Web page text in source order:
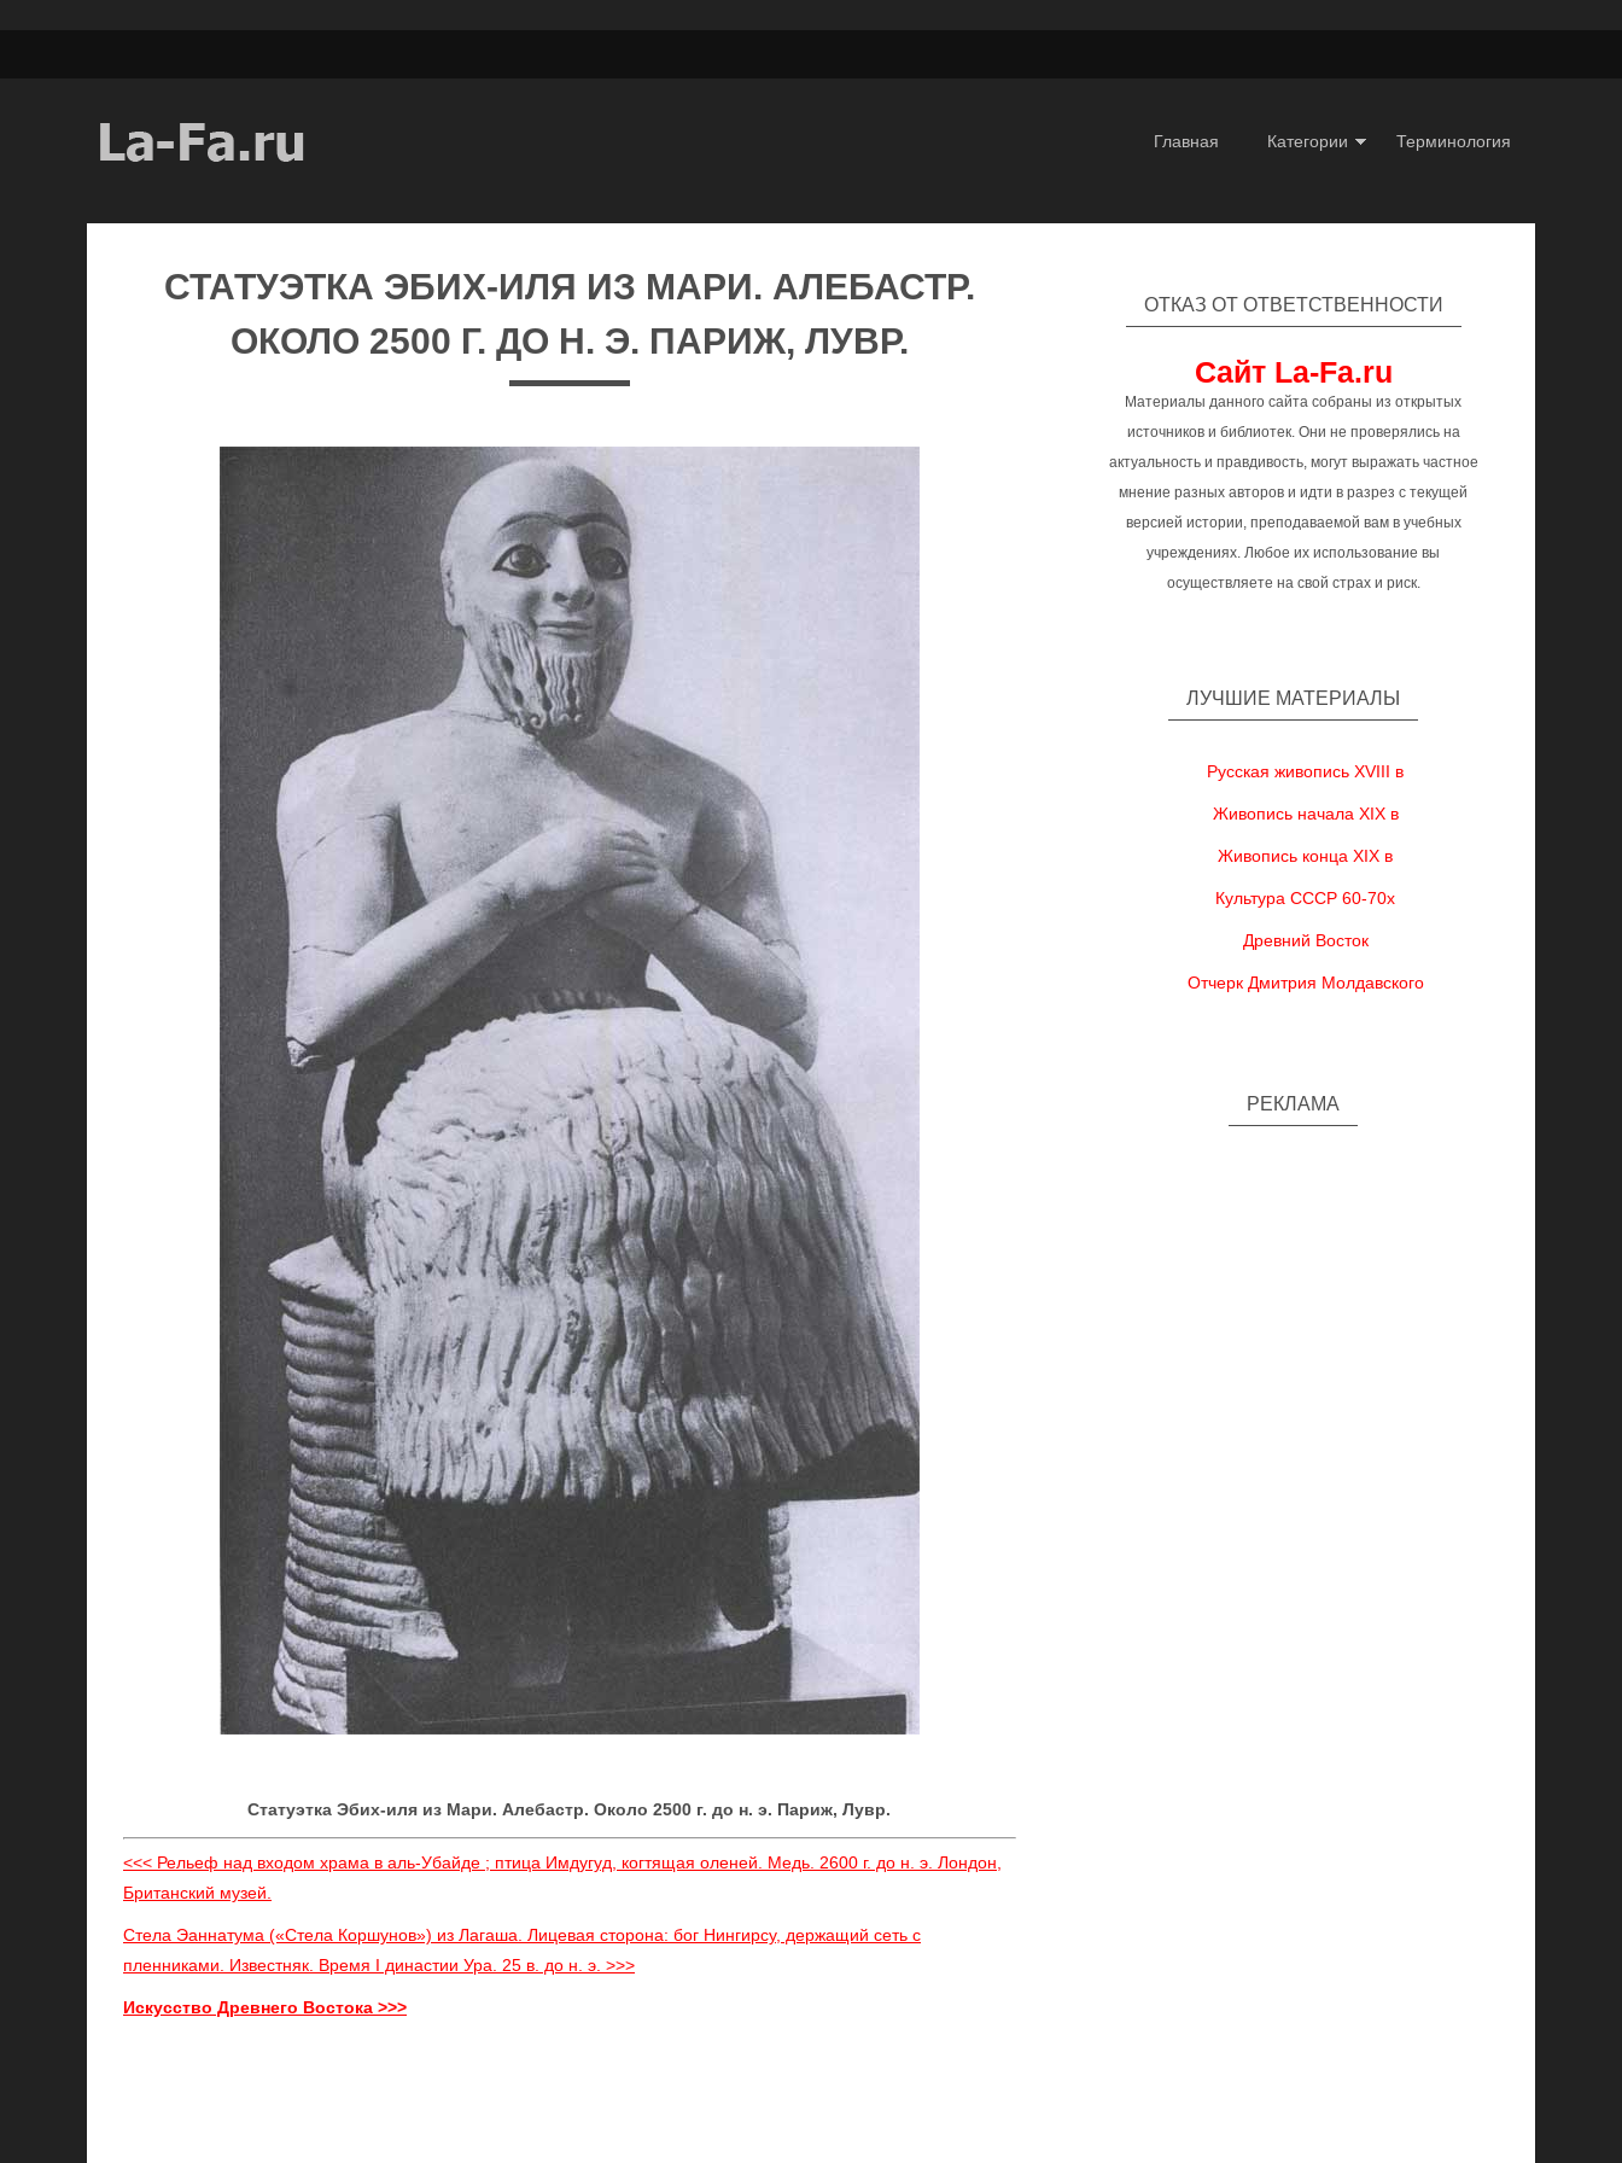
Главная Категории Терминология
СТАТУЭТКА ЭБИХ-ИЛЯ ИЗ МАРИ. АЛЕБАСТР.
ОКОЛО 2500 Г. ДО Н. Э. ПАРИЖ, ЛУВР.
Статуэтка Эбих-иля из Мари. Алебастр. Около 2500 г. до н. э. Париж, Лувр.
<<< Рельеф над входом храма в аль-Убайде ; птица Имдугуд, когтящая оленей. Медь. 2600 г. до н. э. Лондон,
Британский музей.
Стела Эаннатума («Стела Коршунов») из Лагаша. Лицевая сторона: бог Нингирсу, держащий сеть с
пленниками. Известняк. Время I династии Ура. 25 в. до н. э. >>>
Искусство Древнего Востока >>>
ОТКАЗ ОТ ОТВЕТСТВЕННОСТИ
Сайт La-Fa.ru
Материалы данного сайта собраны из открытых
источников и библиотек. Они не проверялись на
актуальность и правдивость, могут выражать частное
мнение разных авторов и идти в разрез с текущей
версией истории, преподаваемой вам в учебных
учреждениях. Любое их использование вы
осуществляете на свой страх и риск.
ЛУЧШИЕ МАТЕРИАЛЫ
Русская живопись XVIII в
Живопись начала XIX в
Живопись конца XIX в
Культура СССР 60-70х
Древний Восток
Отчерк Дмитрия Молдавского
РЕКЛАМА